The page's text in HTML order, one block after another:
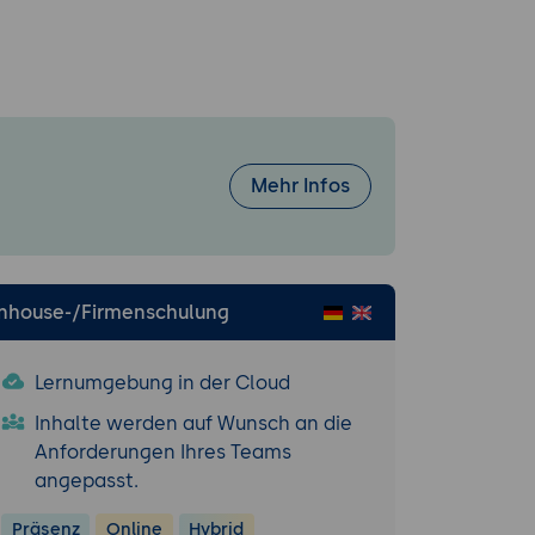
und
Kosten,
eines PI
[Wir
werden
Iteration
und mit
Mehr Infos
Firmenschulung
Lernumgebung in der Cloud
Inhalte werden auf Wunsch an die
Anforderungen Ihres Teams
angepasst.
Präsenz Online Hybrid